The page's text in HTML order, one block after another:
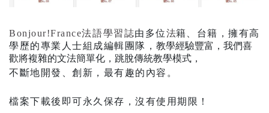
Bonjour!France法語學習誌由多位法籍、台籍，擁有高
學歷的專業人士組成編輯團隊， 教學經驗豐富，我們喜
歡將複雜的文法簡單化，跳脫傳統教學模式，
不斷地開發、創新，最有趣的內容。
檔案下載後即可永久保存，沒有使用期限！